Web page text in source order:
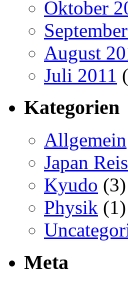
Oktober
August
Juli 2011
Kategorien
Allgemein
Japan
Kyudo (3)
Physik (1)
Meta